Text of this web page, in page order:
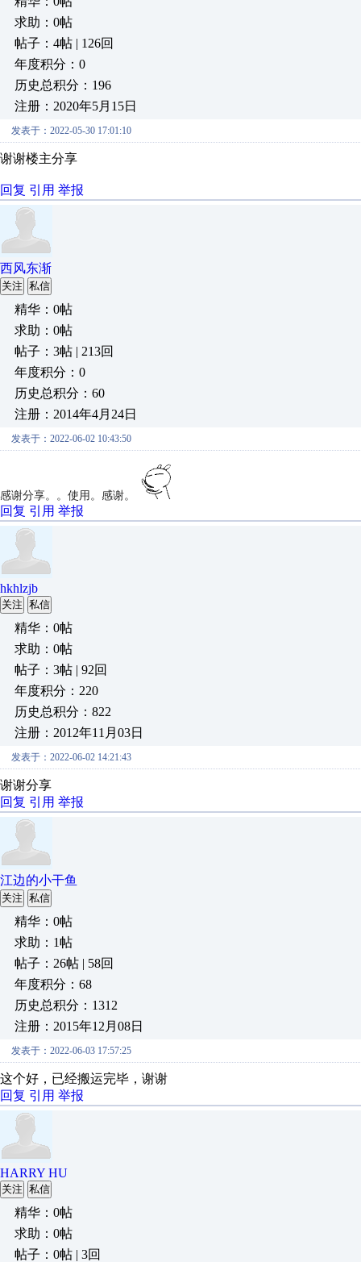
求助：0帖
帖子：4帖 | 126回
年度积分：0
历史总积分：196
注册：2020年5月15日
发表于：2022-05-30 17:01:10
谢谢楼主分享
回复 引用 举报
西风东渐
关注 私信
精华：0帖
求助：0帖
帖子：3帖 | 213回
年度积分：0
历史总积分：60
注册：2014年4月24日
发表于：2022-06-02 10:43:50
感谢分享。。使用。感谢。
回复 引用 举报
hkhlzjb
关注 私信
精华：0帖
求助：0帖
帖子：3帖 | 92回
年度积分：220
历史总积分：822
注册：2012年11月03日
发表于：2022-06-02 14:21:43
谢谢分享
回复 引用 举报
江边的小干鱼
关注 私信
精华：0帖
求助：1帖
帖子：26帖 | 58回
年度积分：68
历史总积分：1312
注册：2015年12月08日
发表于：2022-06-03 17:57:25
这个好，已经搬运完毕，谢谢
回复 引用 举报
HARRY HU
关注 私信
精华：0帖
求助：0帖
帖子：0帖 | 3回